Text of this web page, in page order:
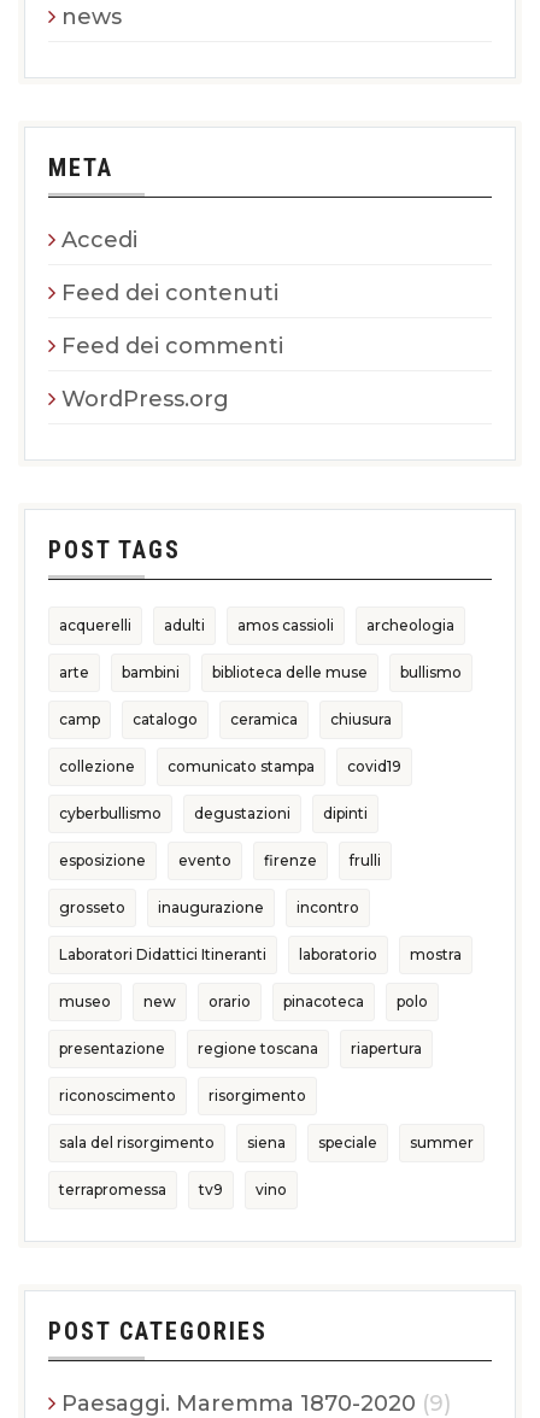
news
META
Accedi
Feed dei contenuti
Feed dei commenti
WordPress.org
POST TAGS
acquerelli adulti amos cassioli archeologia
arte bambini biblioteca delle muse bullismo
camp catalogo ceramica chiusura
collezione comunicato stampa covid19
cyberbullismo degustazioni dipinti
esposizione evento firenze frulli
grosseto inaugurazione incontro
Laboratori Didattici Itineranti laboratorio mostra
museo new orario pinacoteca polo
presentazione regione toscana riapertura
riconoscimento risorgimento
sala del risorgimento siena speciale summer
terrapromessa tv9 vino
POST CATEGORIES
Paesaggi. Maremma 1870-2020 (9)